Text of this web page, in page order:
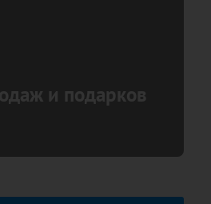
и подарков